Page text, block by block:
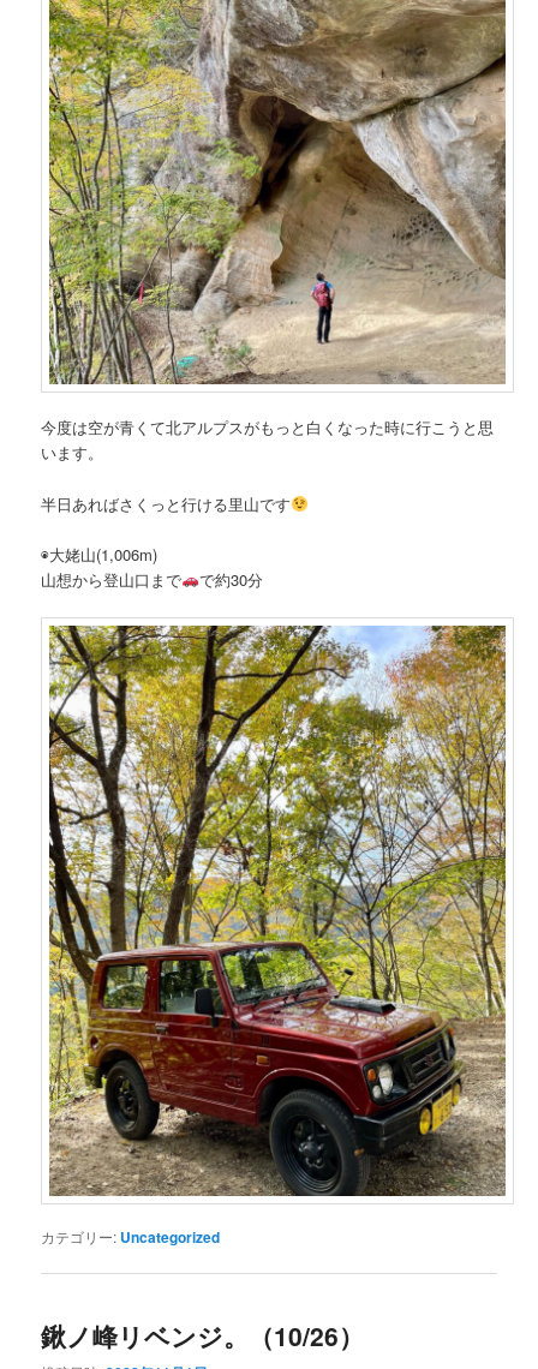
今度は空が青くて北アルプスがもっと白くなった時に行こうと思
います。
半日あればさくっと行ける里山です
◉大姥山(1,006m)
山想から登山口まで
で約30分
カテゴリー: Uncategorized
鍬ノ峰リベンジ。（10/26）